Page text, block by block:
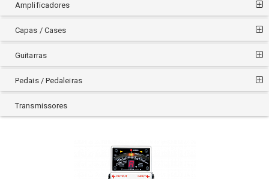
SANTO ANGELO
SMART
STAGG
STRINBERG
VEDO
Amplificadores
Capas / Cases
Guitarras
Pedais / Pedaleiras
Transmissores